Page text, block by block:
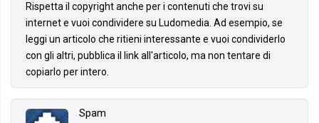
Rispetta il copyright anche per i contenuti che trovi su
internet e vuoi condividere su Ludomedia. Ad esempio, se
leggi un articolo che ritieni interessante e vuoi condividerlo
con gli altri, pubblica il link all'articolo, ma non tentare di
copiarlo per intero.
Spam